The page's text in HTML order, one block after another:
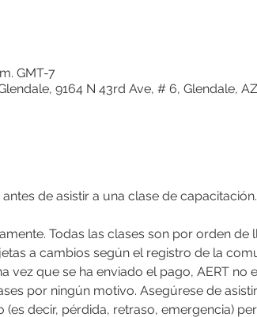
GMT-7
9164 N 43rd Ave, # 6, Glendale,
de asistir a una clase de
Todas las clases son por orden de
a cambios según el registro de la
por ningún motivo. Asegúrese de
decir, pérdida, retraso, emergencia)